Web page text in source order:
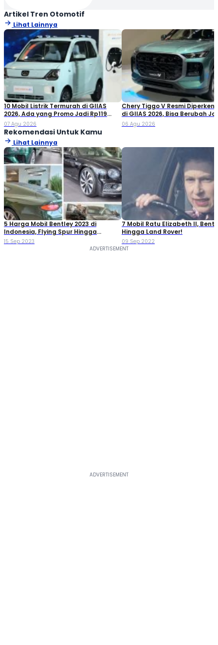
Artikel Tren Otomotif
Lihat Lainnya
10 Mobil Listrik Termurah di GIIAS
2026, Ada yang Promo Jadi Rp119
Jutaan!
07 Agu 2026
Chery Tiggo V Resmi
di GIIAS 2026, Bisa Berubah
Double Cabin
06 Agu 2026
Rekomendasi Untuk Kamu
Lihat Lainnya
5 Harga Mobil Bentley 2023 di
Indonesia, Flying Spur Hingga
Bentayga!
15 Sep 2023
7 Mobil Ratu Elizabeth II,
Hingga Land Rover!
09 Sep 2022